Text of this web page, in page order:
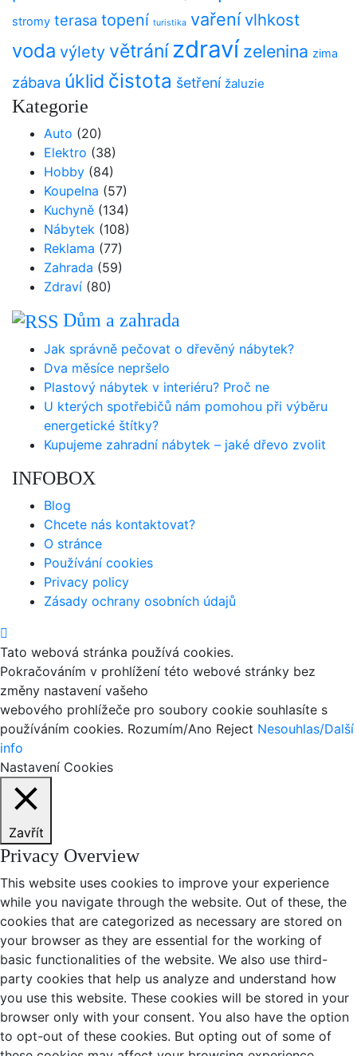
stromy terasa topení turistika vaření vlhkost
voda výlety větrání zdraví zelenina zima
zábava úklid čistota šetření žaluzie
Kategorie
Auto (20)
Elektro (38)
Hobby (84)
Koupelna (57)
Kuchyně (134)
Nábytek (108)
Reklama (77)
Zahrada (59)
Zdraví (80)
Dům a zahrada
Jak správně pečovat o dřevěný nábytek?
Dva měsíce nepršelo
Plastový nábytek v interiéru? Proč ne
U kterých spotřebičů nám pomohou při výběru
energetické štítky?
Kupujeme zahradní nábytek – jaké dřevo zvolit
INFOBOX
Blog
Chcete nás kontaktovat?
O stránce
Používání cookies
Privacy policy
Zásady ochrany osobních údajů
Tato webová stránka používá cookies.
Pokračováním v prohlížení této webové stránky bez
změny nastavení vašeho
webového prohlížeče pro soubory cookie souhlasíte s
používáním cookies. Rozumím/Ano Reject Nesouhlas/Další
info
Nastavení Cookies
Zavřít
Privacy Overview
This website uses cookies to improve your experience
while you navigate through the website. Out of these, the
cookies that are categorized as necessary are stored on
your browser as they are essential for the working of
basic functionalities of the website. We also use third-
party cookies that help us analyze and understand how
you use this website. These cookies will be stored in your
browser only with your consent. You also have the option
to opt-out of these cookies. But opting out of some of